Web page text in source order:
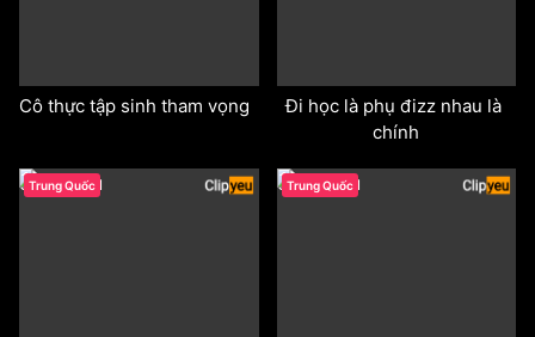
Cô thực tập sinh tham vọng
Đi học là phụ đizz nhau là
chính
Trung Quốc
odd Trung Quốc
odd